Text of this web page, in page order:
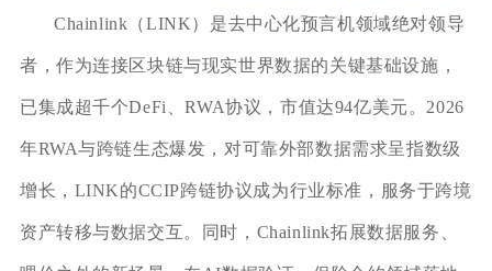
Chainlink（LINK）是去中心化预言机领域绝对领导
者，作为连接区块链与现实世界数据的关键基础设施，
已集成超千个DeFi、RWA协议，市值达94亿美元。2026
年RWA与跨链生态爆发，对可靠外部数据需求呈指数级
增长，LINK的CCIP跨链协议成为行业标准，服务于跨境
资产转移与数据交互。同时，Chainlink拓展数据服务、